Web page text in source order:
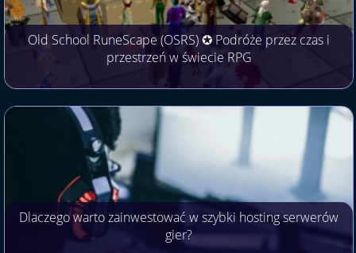
Old School RuneScape (OSRS) ✪ Podróże przez czas i
przestrzeń w świecie RPG
Dlaczego warto zainwestować w szybki hosting serwerów
gier?